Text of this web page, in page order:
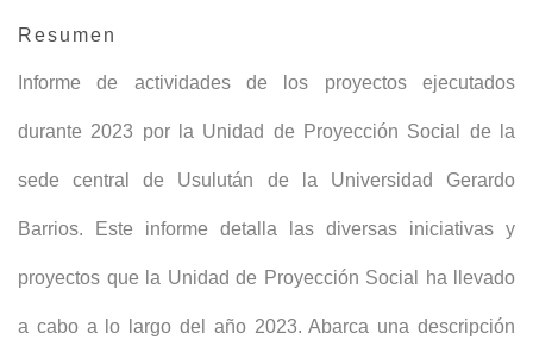
Resumen
Informe de actividades de los proyectos ejecutados
durante 2023 por la Unidad de Proyección Social de la
sede central de Usulután de la Universidad Gerardo
Barrios. Este informe detalla las diversas iniciativas y
proyectos que la Unidad de Proyección Social ha llevado
a cabo a lo largo del año 2023. Abarca una descripción